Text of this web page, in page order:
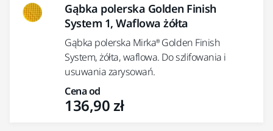
Gąbka polerska Golden Finish
System 1, Waflowa żółta
Gąbka polerska Mirka® Golden Finish
System, żółta, waflowa. Do szlifowania i
usuwania zarysowań.
Cena od
136,90 zł